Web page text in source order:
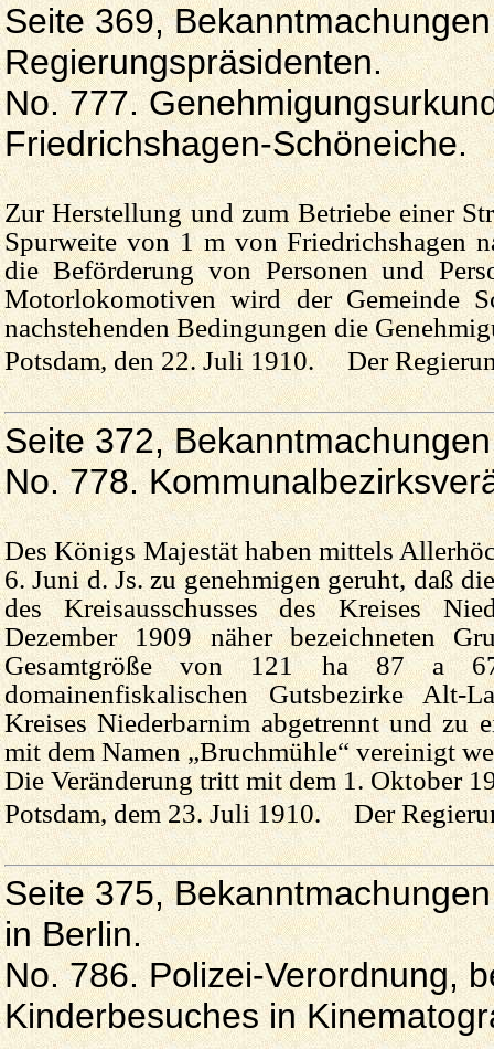
Seite 369,
Regierungspräsidenten.
No. 777.
Friedrichshagen-Schöneiche.
Zur Herstellung und zum Betriebe einer
Spurweite von 1 m von Friedrichshagen
die Beförderung von Personen und
Motorlokomotiven wird der Gemeinde
nachstehenden Bedingungen die
Potsdam, den 22. Juli 1910. Der
Seite 372,
No. 778.
Des Königs Majestät haben mittels
6. Juni d. Js. zu genehmigen geruht, daß
des Kreisausschusses des Kreises
Dezember 1909 näher bezeichneten
Gesamtgröße von 121 ha 87 a
domainenfiskalischen Gutsbezirke Alt-
Kreises Niederbarnim abgetrennt und zu
mit dem Namen „Bruchmühle“ vereinigt
Die Veränderung tritt mit dem 1. Oktober
Potsdam, dem 23. Juli 1910. Der
Seite 375,
in Berlin.
No. 786. Polizei-Verordnung,
Kinderbesuches in